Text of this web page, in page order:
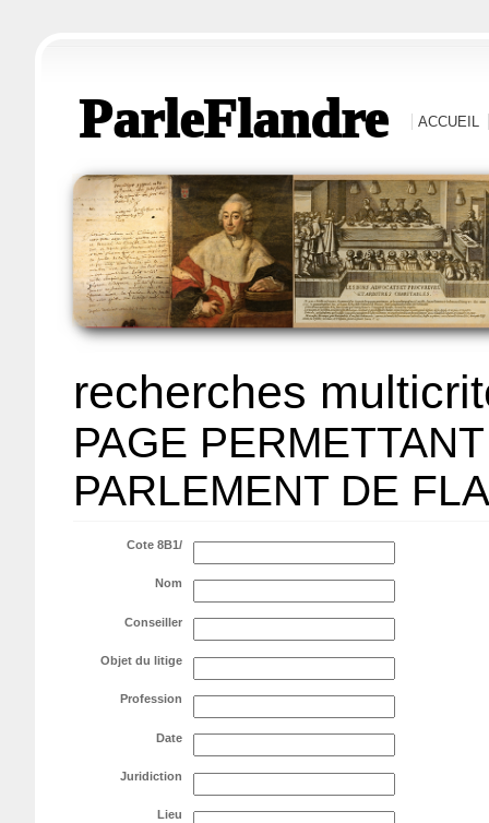
ParleFlandre ACCUEIL
recherches
PAGE
PARLEMENT DE
Cote 8B1/
Nom
Conseiller
Objet du litige
Profession
Date
Juridiction
Lieu